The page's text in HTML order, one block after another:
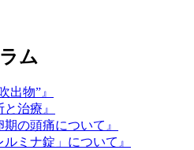
ム
出物”』
治療』
の頭痛について』
ミナ錠」について』